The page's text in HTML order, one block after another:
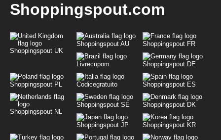
Shoppingspout.com
Shoppingspout UK
Shoppingspout AU Shoppingspout FR
Livrecupom Shoppingspout DE
Shoppingspout PL Codicegratuito Shoppingspout ES
Shoppingspout NL
Shoppingspout SE Shoppingspout DK
Shoppingspout JP Shoppingspout KR